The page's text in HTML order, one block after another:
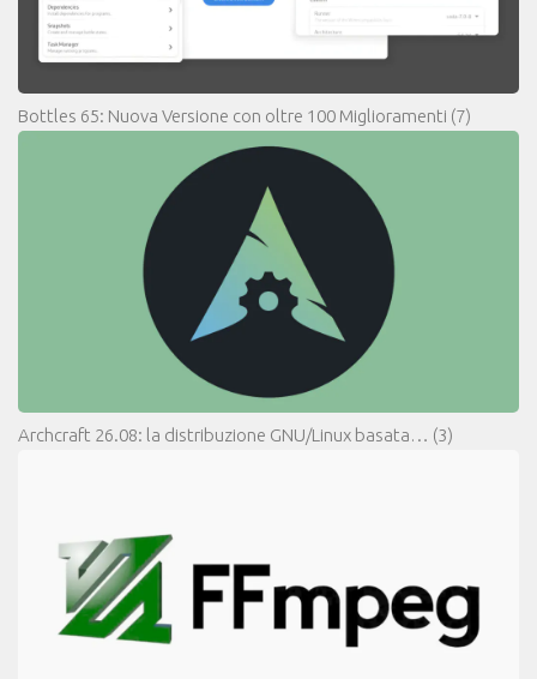
Bottles 65: Nuova Versione con oltre 100 Miglioramenti (7)
Archcraft 26.08: la distribuzione GNU/Linux basata… (3)